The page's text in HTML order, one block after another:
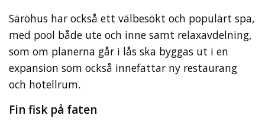
Säröhus har också ett välbesökt och populärt spa,
med pool både ute och inne samt relaxavdelning,
som om planerna går i lås ska byggas ut i en
expansion som också innefattar ny restaurang
och hotellrum.
Fin fisk på faten